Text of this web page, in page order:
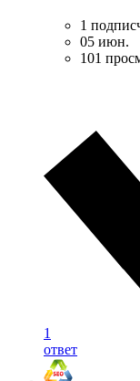
1
05 июн.
101
1
ответ